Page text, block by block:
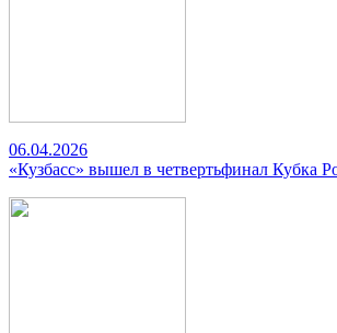
06.04.2026
«Кузбасс» вышел в четвертьфинал Кубка